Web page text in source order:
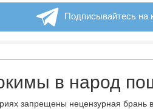
Подписывайтесь на
в народ
запрещены нецензурная брань